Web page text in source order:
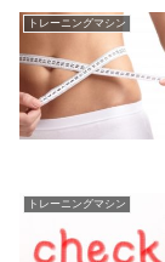
トレーニングマシン
トレーニングマシン